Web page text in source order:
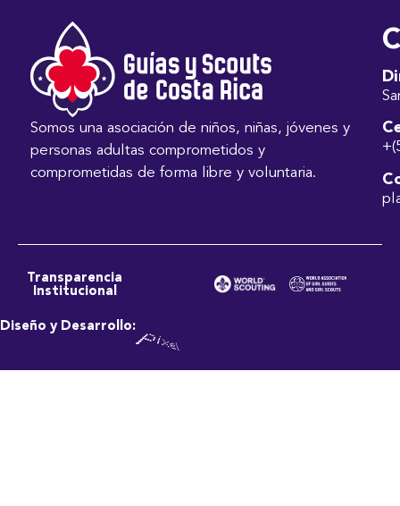
Somos una asociación de niños, niñas, jóvenes y
personas adultas comprometidos y
comprometidas de forma libre y voluntaria.
Transparencia
Institucional
Diseño y Desarrollo: